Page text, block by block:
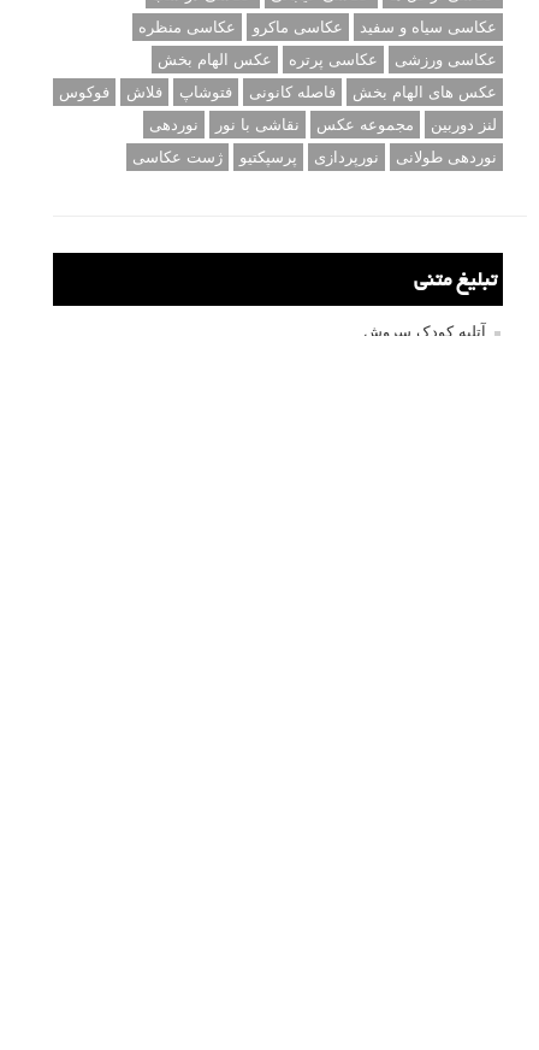
عکاسی سیاه و سفید
عکاسی ماکرو
عکاسی منظره
عکاسی ورزشی
عکاسی پرتره
عکس الهام بخش
عکس های الهام بخش
فاصله کانونی فتوشاپ فلاش
فوکوس
لنز دوربین
مجموعه عکس نقاشی با نور
نوردهی
نوردهی طولانی
نورپردازی پرسپکتیو ژست عکاسی
تبلیغ متنی
آتلیه کودک سروش